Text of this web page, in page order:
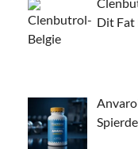
Dit Fat